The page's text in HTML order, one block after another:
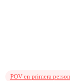
POV en primera